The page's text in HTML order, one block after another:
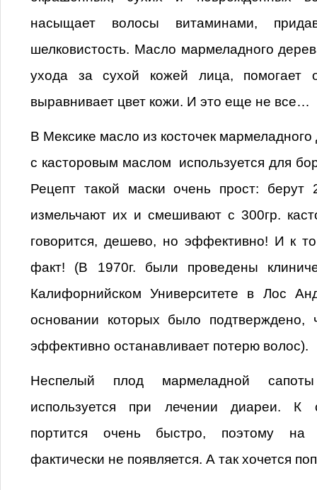
насыщает волосы витаминами,
шелковистость. Масло мармеладного
ухода за сухой кожей лица, помогает
выравнивает цвет кожи. И это еще не все…
В Мексике масло из косточек
с касторовым маслом используется для
Рецепт такой маски очень прост: берут
измельчают их и смешивают с 300гр.
говорится, дешево, но эффективно! И к
факт! (В 1970г. были проведены
Калифорнийском Университете в Лос
основании которых было подтверждено,
эффективно останавливает потерю волос).
Неспелый плод мармеладной
используется при лечении диареи. К
портится очень быстро, поэтому на
фактически не появляется. А так хочется